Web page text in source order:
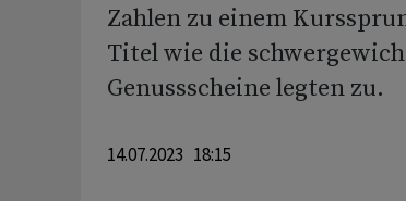
Zahlen zu einem
Titel wie die
Genussscheine legten zu.
14.07.2023 18:15